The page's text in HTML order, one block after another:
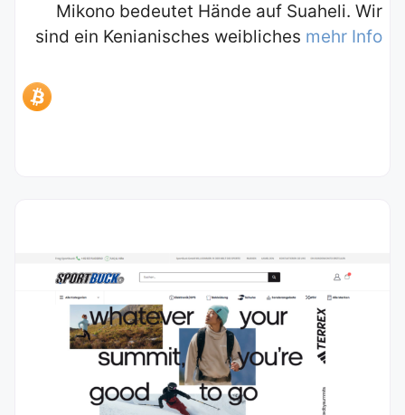
Mikono bedeutet Hände auf Suaheli. Wir
sind ein Kenianisches weibliches mehr Info